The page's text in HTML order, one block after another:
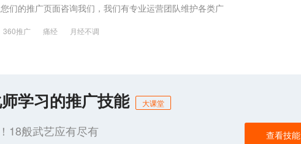
们的推广页面咨询我们，我们有专业运营团队维护各类广
360推广 痛经 月经不调
学习的推广技能 大课堂
18般武艺应有尽有 查看技能